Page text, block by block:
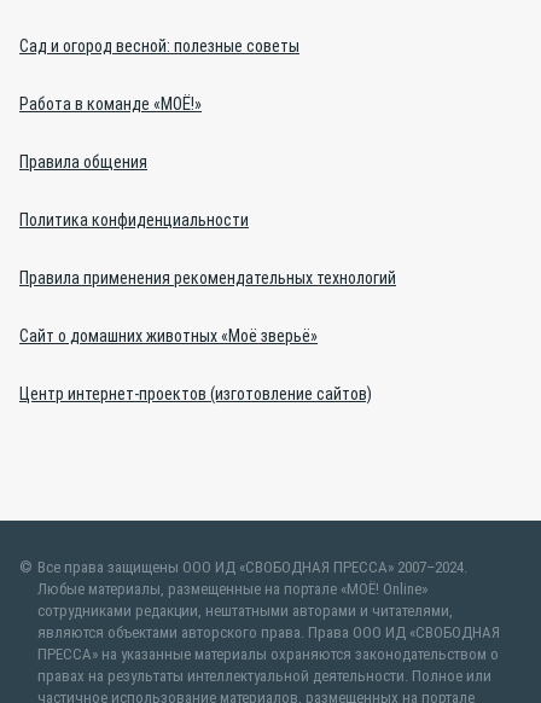
Сад и огород весной: полезные советы
Работа в команде «МОЁ!»
Правила общения
Политика конфиденциальности
Правила применения рекомендательных технологий
Сайт о домашних животных «Моё зверьё»
Центр интернет-проектов (изготовление сайтов)
Все права защищены ООО ИД «СВОБОДНАЯ ПРЕССА» 2007–2024.
Любые материалы, размещенные на портале «МОЁ! Online»
сотрудниками редакции, нештатными авторами и читателями,
являются объектами авторского права. Права ООО ИД «СВОБОДНАЯ
ПРЕССА» на указанные материалы охраняются законодательством о
правах на результаты интеллектуальной деятельности. Полное или
частичное использование материалов, размещенных на портале